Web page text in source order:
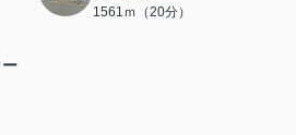
1561ｍ（20分）